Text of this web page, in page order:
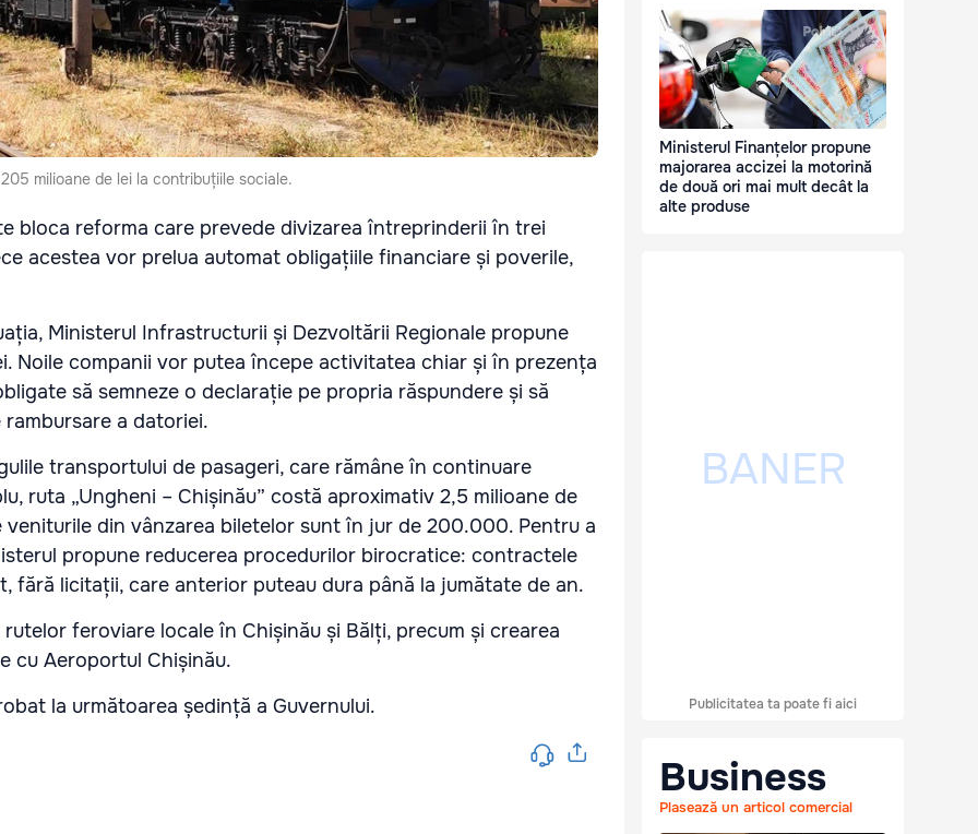
milioane de lei la contribuțiile sociale.
bloca reforma care prevede divizarea întreprinderii în trei
acestea vor prelua automat obligațiile financiare și poverile,
Ministerul Infrastructurii și Dezvoltării Regionale propune
Noile companii vor putea începe activitatea chiar și în prezența
să semneze o declarație pe propria răspundere și să
a datoriei.
transportului de pasageri, care rămâne în continuare
ruta „Ungheni – Chișinău” costă aproximativ 2,5 milioane de
veniturile din vânzarea biletelor sunt în jur de 200.000. Pentru a
propune reducerea procedurilor birocratice: contractele
fără licitații, care anterior puteau dura până la jumătate de an.
feroviare locale în Chișinău și Bălți, precum și crearea
cu Aeroportul Chișinău.
la următoarea ședință a Guvernului.
Ministerul Finanțelor propune
majorarea accizei la motorină
de două ori mai mult decât la
alte produse
Publicitatea ta poate fi aici
Business
Plasează un articol comercial